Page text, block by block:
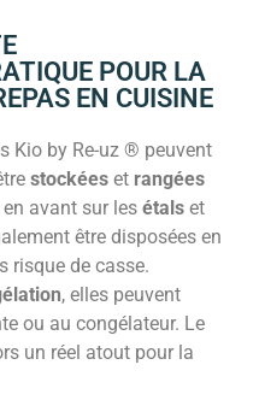
POUR LA
EN CUISINE
Kio by Re-uz ® peuvent
stockées et rangées
avant sur les étals et
être disposées en
risque de casse.
, elles peuvent
ou au congélateur. Le
un réel atout pour la